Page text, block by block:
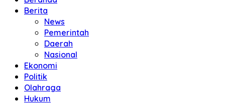
Berita
News
Pemerintah
Daerah
Nasional
Ekonomi
Politik
Olahraga
Hukum